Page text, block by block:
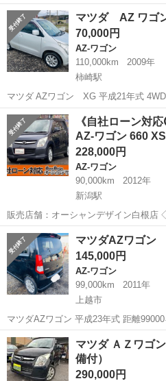
名： マツダ ■ 車種名： ＡＺワ
排気量： 660cc ■ ドア枚数： 5D
新潟 新発田市 AZ-ワゴン
マツダ AZ ワゴ
70,000円
AZ-ワゴン
110,000km
2009年
柿崎駅
マツダ AZワゴン XG 平成21年式
11万キロ 車検なし 現車確認は、お気軽に 0️⃣8️⃣0️⃣2️⃣4️⃣8️⃣7️⃣4️⃣6️⃣3️⃣5️⃣
中村までお問い合わせ下さい。よろし...
新潟 上越市 柿崎駅 AZ-ワ
《自社ローン対
AZ-ワゴン 660
228,000円
AZ-ワゴン
90,000km
2012年
新潟駅
販売店舗：オーシャンデザイン白根店 ◇ ◇ ◇ 仕様・装備 ◇ ◇ ◇ ■
メーカー：マツダ ■ 車種名：AZ-ワゴ
なし ■ 年式(年): 2012年 ■ 走...
新潟 新潟市 新潟駅 AZ-ワゴ
マツダAZワゴン
145,000円
AZ-ワゴン
99,000km
2011年
上越市
マツダAZワゴン 平成23年式
新潟 上越市 AZ-ワゴン ワゴ
マツダ ＡＺワゴ
備付）
290,000円